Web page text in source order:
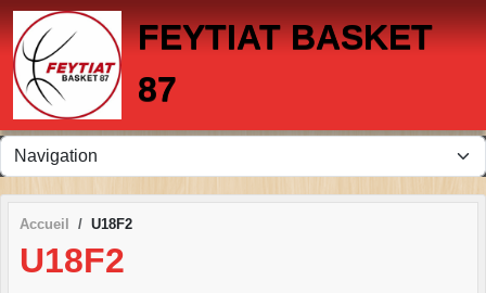
FEYTIAT BASKET
87
Accueil U18F2
U18F2
Panneau de gestion des cookies